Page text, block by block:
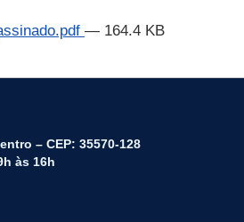
— 164.4 KB
– CEP: 35570-128
às 16h